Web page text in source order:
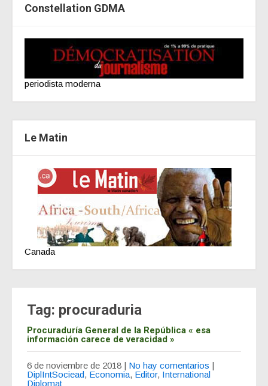
Constellation GDMA
periodista moderna
Le Matin
Canada
Tag: procuraduria
Procuraduría General de la República « esa
información carece de veracidad »
6 de noviembre de 2018 | No hay comentarios |
DiplIntSociead, Economia, Editor, International
Diplomat